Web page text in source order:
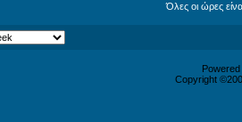
Όλες οι ώρες
Copyright